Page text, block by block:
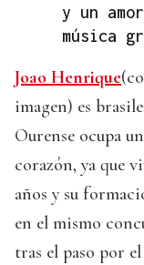
y un
música
Joao Henrique
imagen) es
Ourense ocupa
corazón, ya que
años y su
en el mismo
tras el paso por